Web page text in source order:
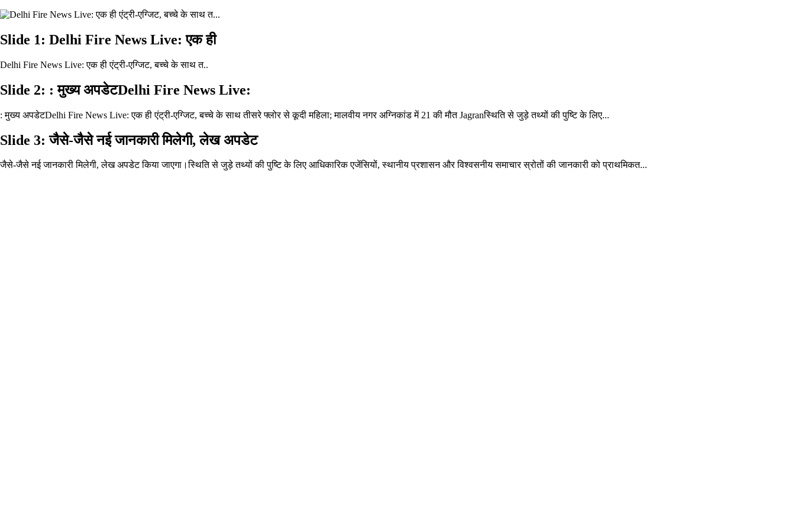
Slide 1: Delhi Fire News Live: एक ही
Delhi Fire News Live: एक ही एंट्री-एग्जिट, बच्चे के साथ त..
Slide 2: : मुख्य अपडेटDelhi Fire News Live:
: मुख्य अपडेटDelhi Fire News Live: एक ही एंट्री-एग्जिट, बच्चे के साथ तीसरे फ्लोर से कूदी महिला; मालवीय नगर अग्निकांड में 21 की मौत Jagranस्थिति से जुड़े तथ्यों की पुष्टि के लिए...
Slide 3: जैसे-जैसे नई जानकारी मिलेगी, लेख अपडेट
जैसे-जैसे नई जानकारी मिलेगी, लेख अपडेट किया जाएगा।स्थिति से जुड़े तथ्यों की पुष्टि के लिए आधिकारिक एजेंसियों, स्थानीय प्रशासन और विश्वसनीय समाचार स्रोतों की जानकारी को प्राथमिकत...